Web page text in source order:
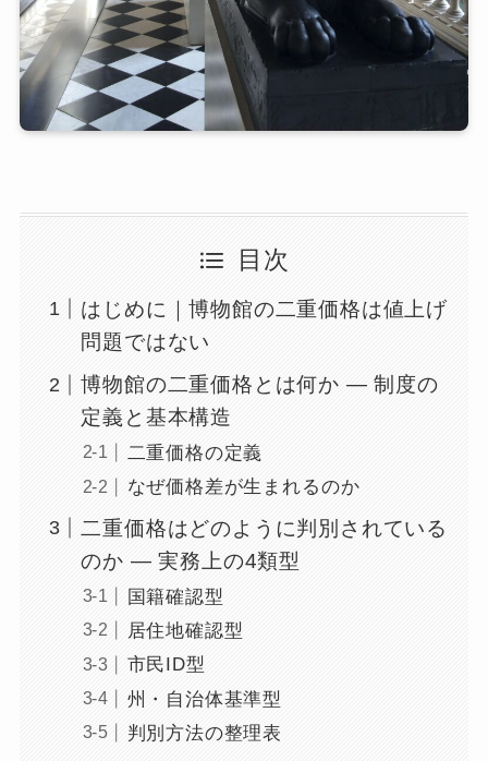
目次
はじめに｜博物館の二重価格は値上げ
問題ではない
博物館の二重価格とは何か ― 制度の
定義と基本構造
二重価格の定義
なぜ価格差が生まれるのか
二重価格はどのように判別されている
のか ― 実務上の4類型
国籍確認型
居住地確認型
市民ID型
州・自治体基準型
判別方法の整理表